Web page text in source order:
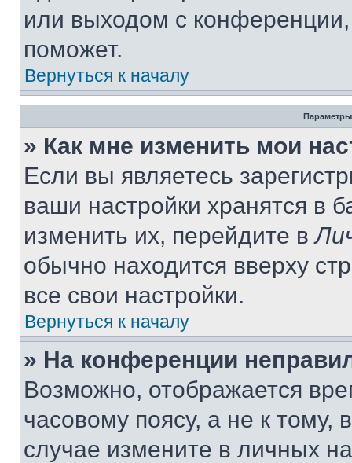
или выходом с
поможет.
Вернуться к началу
Параметры
» Как мне изменить мои
Если вы являетесь
ваши настройки хранятся в
изменить их, перейдите в
обычно находится вверху
все свои настройки.
Вернуться к началу
» На конференции
Возможно, отображается
часовому поясу, а не к тому,
случае измените в личных